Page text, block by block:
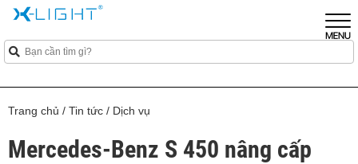
Trang chủ / Tin tức / Dịch vụ
Mercedes-Benz S 450 nâng cấp